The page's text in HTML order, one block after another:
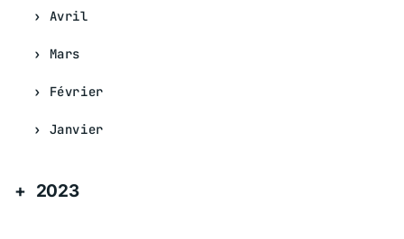
Avril
Mars
Février
Janvier
2023